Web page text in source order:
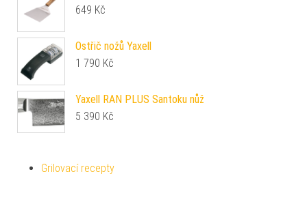
649 Kč
Ostřič nožů Yaxell
1 790 Kč
Yaxell RAN PLUS Santoku nůž
5 390 Kč
Grilovací recepty